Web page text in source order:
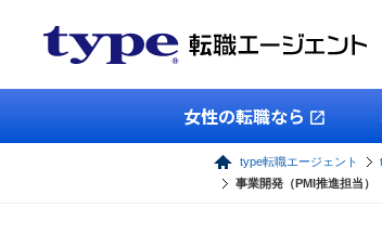
女性の転職なら
type転職エージェント
事業開発（PMI推進担当）